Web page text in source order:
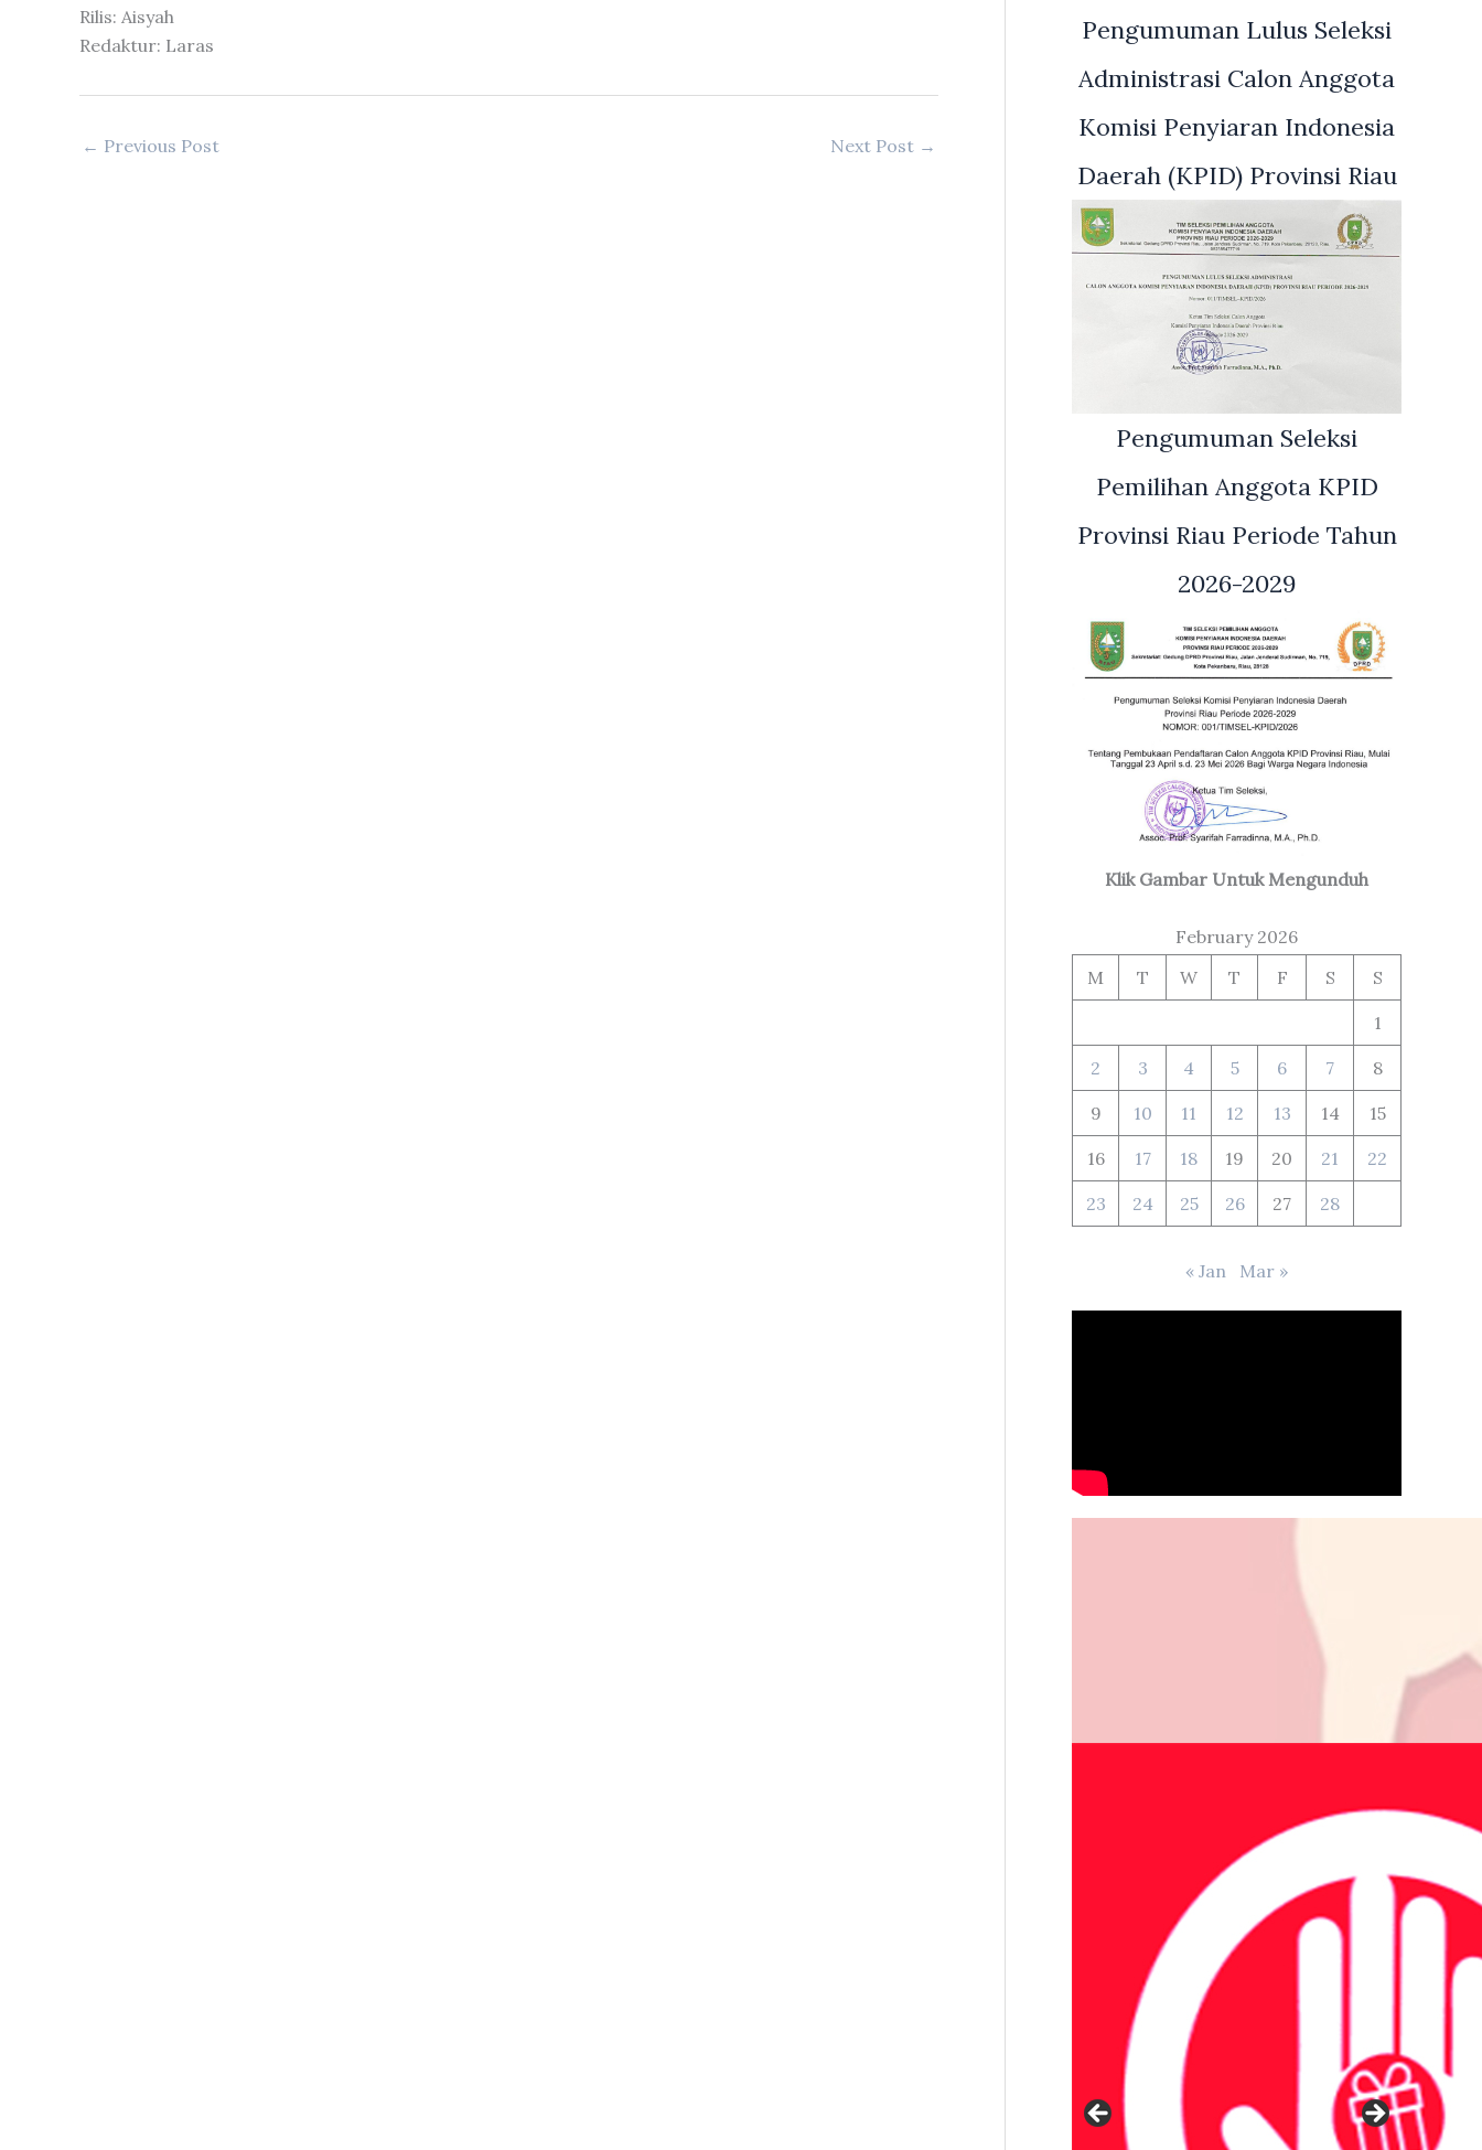
Rilis: Aisyah
Redaktur: Laras
← Previous Post Next Post →
Pengumuman Lulus Seleksi
Administrasi Calon Anggota
Komisi Penyiaran Indonesia
Daerah (KPID) Provinsi Riau
Pengumuman Seleksi
Pemilihan Anggota KPID
Provinsi Riau Periode Tahun
2026-2029
Klik Gambar Untuk Mengunduh
February 2026
M
T W T F S S
1
2 3 4 5 6 7 8
9 10 11 12 13 14 15
16 17 18 19 20 21 22
23 24 25 26 27 28
« Jan Mar »